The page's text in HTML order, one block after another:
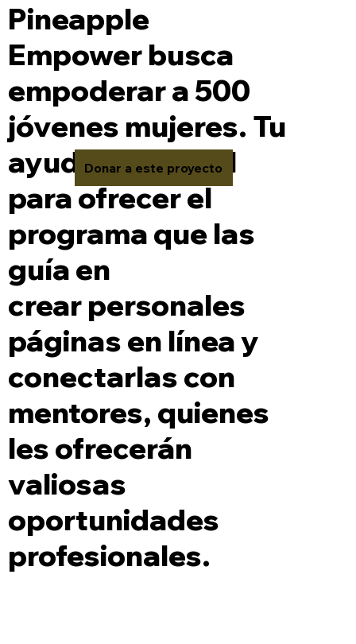
Pineapple
Empower busca
empoderar a 500
jóvenes mujeres. Tu
ayuda es crucial
para ofrecer el
programa que las
guía en
crear personales
páginas en línea y
conectarlas con
mentores, quienes
les ofrecerán
valiosas
oportunidades
profesionales.
Donar a este proyecto